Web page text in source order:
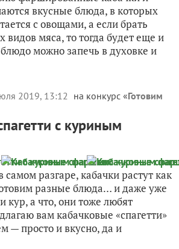
вкусные блюда, в которых
с овощами, а если брать
видов мяса, то тогда будет еще и
можно запечь в духовке и
2019, 13:12 на конкурс «Готовим
с куриным
самом разгаре, кабачки растут как
разные блюда… и даже уже
кур, а что, они тоже любят
вам кабачковые «спагетти»
— просто и вкусно, да и